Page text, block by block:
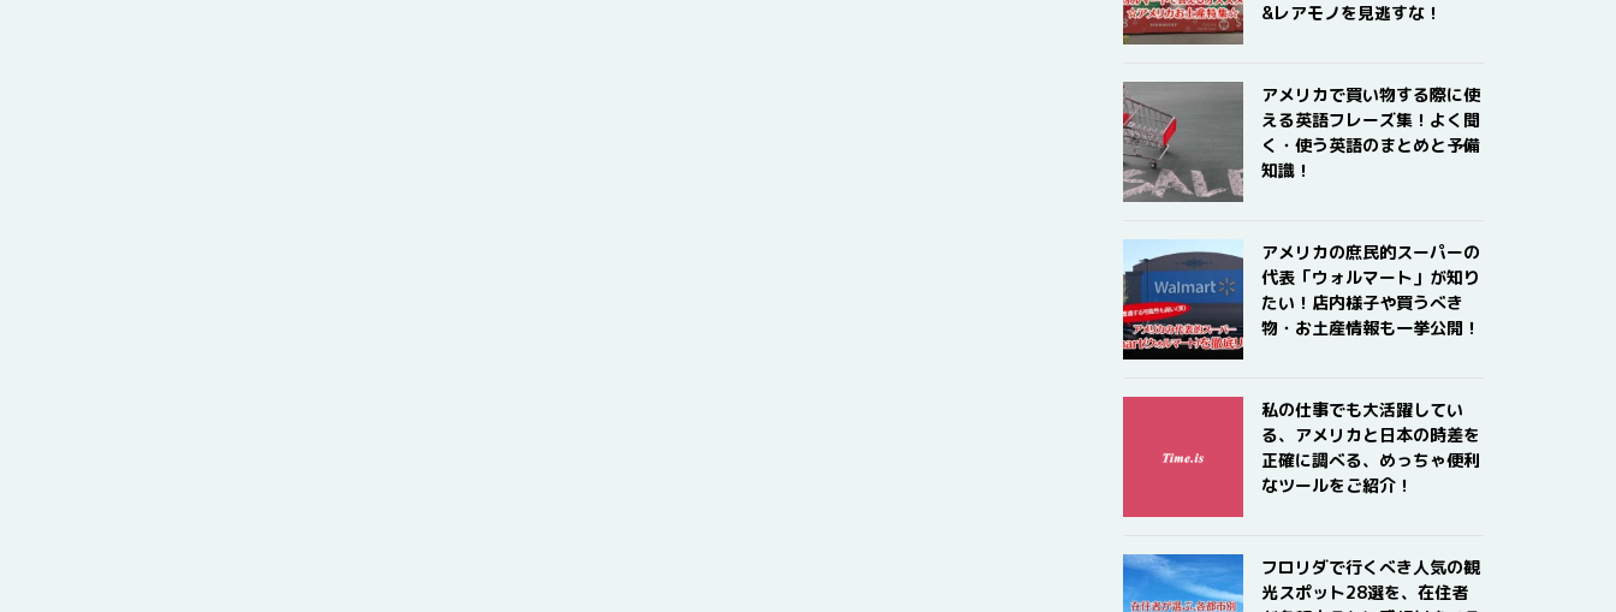
&レアモノを見逃すな！
アメリカで買い物する際に使
える英語フレーズ集！よく聞
く・使う英語のまとめと予備
知識！
アメリカの庶民的スーパーの
代表「ウォルマート」が知り
たい！店内様子や買うべき
物・お土産情報も一挙公開！
私の仕事でも大活躍してい
る、アメリカと日本の時差を
正確に調べる、めっちゃ便利
なツールをご紹介！
フロリダで行くべき人気の観
光スポット28選を、在住者